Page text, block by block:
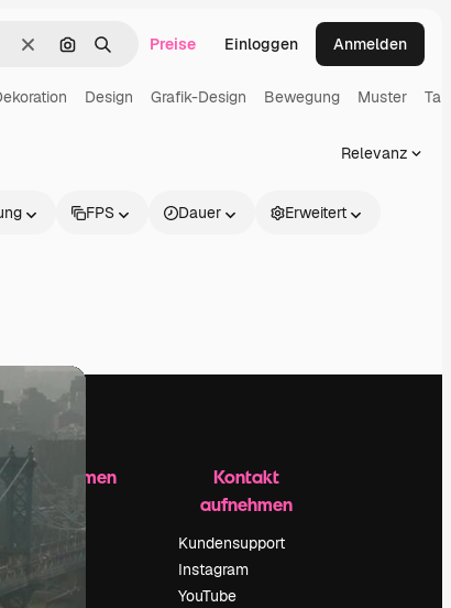
LöschenNach Bild suchen
SuchenPreise Einloggen Anmelden
Design Grafik-Design Bewegung Muster
Relevanz
FPS Dauer Erweitert
Unternehmen
Preise
Über uns
Reviews
Karriere
Kontakt
aufnehmen
Kundensupport
Instagram
YouTube